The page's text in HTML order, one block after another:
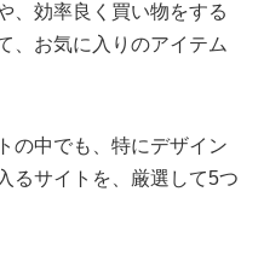
、効率良く買い物をする
、お気に入りのアイテム
の中でも、特にデザイン
るサイトを、厳選して5つ